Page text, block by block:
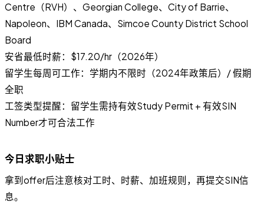
Centre（RVH）、Georgian College、City of Barrie、
Napoleon、IBM Canada、Simcoe County District School
Board
安省最低时薪：$17.20/hr（2026年）
留学生每周可工作：学期内不限时（2024年政策后）/ 假期
全职
工签类型提醒：留学生需持有效Study Permit + 有效SIN
Number才可合法工作
今日求职小贴士
拿到offer后注意核对工时、时薪、加班规则，再提交SIN信
息。